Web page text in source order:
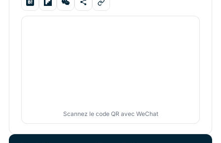
Scannez le code QR avec WeChat